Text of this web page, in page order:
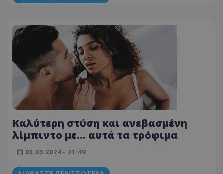
Καλύτερη στύση και ανεβασμένη
λίμπιντο με... αυτά τα τρόφιμα
03.03.2024 - 21:49